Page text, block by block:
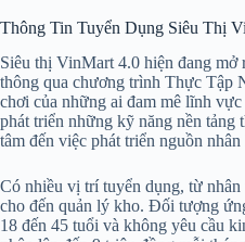
Thông Tin Tuyển Dụng Siêu Thị
Siêu thị VinMart 4.0 hiện đang mở
thông qua chương trình Thực Tập
chơi của những ai đam mê lĩnh
phát triển những kỹ năng nền tảng
tâm đến việc phát triển nguồn
Có nhiều vị trí tuyển dụng, từ
cho đến quản lý kho. Đối tượng
18 đến 45 tuổi và không yêu cầu